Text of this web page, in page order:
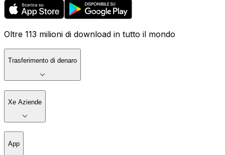
Oltre 113 milioni di download in tutto il mondo
Trasferimento di denaro
Xe Aziende
App